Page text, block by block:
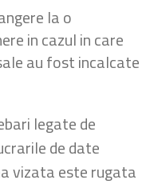
la o
in cazul in care
au fost incalcate
legate de
de date
vizata este rugata